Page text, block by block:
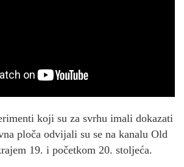
koji su za svrhu imali dokazati
ploča odvijali su se na kanalu Old
19. i početkom 20. stoljeća.